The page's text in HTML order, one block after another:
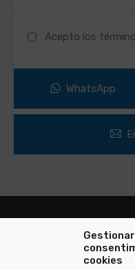
cookies
Acepto los
WhatsApp